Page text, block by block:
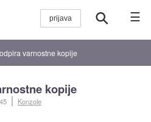
☰
varnostne kopije
kopije
Konzole